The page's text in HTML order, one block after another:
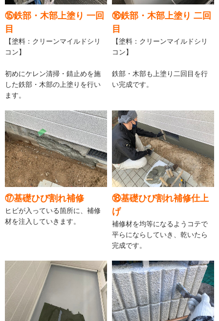
⑮鉄部・木部上塗り 一回
目
【塗料：クリーンマイルドシリ
コン】
初めにケレン清掃・錆止めを施
した鉄部・木部の上塗りを行い
ます。
⑯鉄部・木部上塗り 二回
目
【塗料：クリーンマイルドシリ
コン】
鉄部・木部も上塗り二回目を行
い完成です。
⑰基礎ひび割れ補修
ヒビが入っている箇所に、補修
材を注入していきます。
⑱基礎ひび割れ補修仕上
げ
補修材を均等になるようコテで
平らにならしていき、乾いたら
完成です。